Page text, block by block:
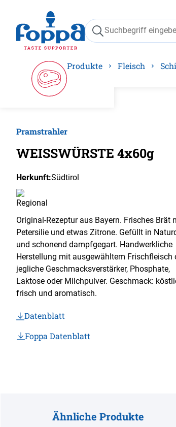
Zur Hauptnavigation springen
Produkte Fleisch
Pramstrahler
WEISSWÜRSTE 4x60g
Herkunft:Südtirol
Original-Rezeptur aus Bayern. Frisches Brät
Petersilie und etwas Zitrone. Gefüllt in
und schonend dampfgegart. Handwerkliche
Herstellung mit ausgewähltem Frischfleisch
jegliche Geschmacksverstärker, Phosphate,
Laktose oder Milchpulver. Geschmack:
frisch und aromatisch.
Datenblatt
Foppa Datenblatt
Ähnliche Produkte